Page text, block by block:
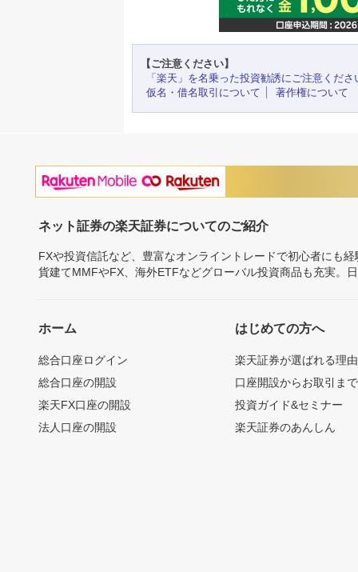
【ご注意ください】
「楽天」を名乗った投資勧誘にご注意くださ
仮名・借名取引について
著作権について
ネット証券の楽天証券についてのご紹介
FXや投資信託など、豊富なオンライントレードで初心者にも
貨建てMMFやFX、海外ETFなどグローバル投資商品も充実。
ホーム
総合口座ログイン
総合口座の開設
楽天FX口座の開設
法人口座の開設
はじめての方へ
楽天証券が選ばれる理由
口座開設からお取引ま
投資ガイド&セミナー
楽天証券のあんしん